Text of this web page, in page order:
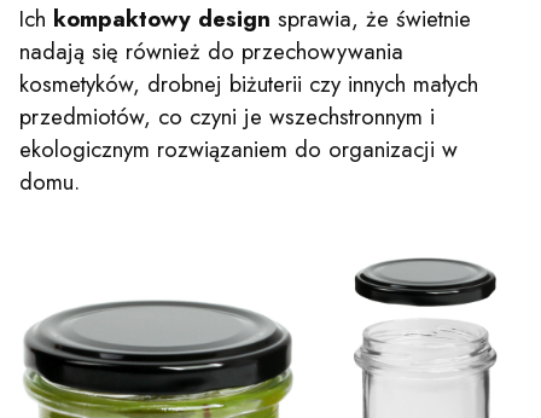
Ich kompaktowy design sprawia, że świetnie
nadają się również do przechowywania
kosmetyków, drobnej biżuterii czy innych małych
przedmiotów, co czyni je wszechstronnym i
ekologicznym rozwiązaniem do organizacji w
domu.